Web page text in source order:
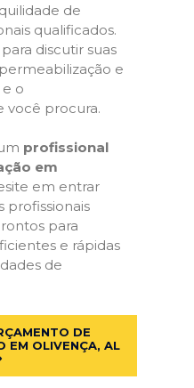
de
qualificados.
discutir suas
e
o
você procura.
profissional
em
em entrar
profissionais
para
e rápidas
de
DE
EM OLIVENÇA, AL